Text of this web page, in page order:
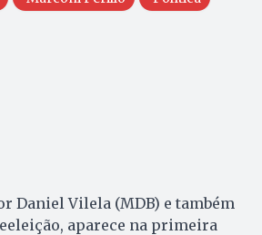
Daniel Vilela (MDB) e também
aparece na primeira